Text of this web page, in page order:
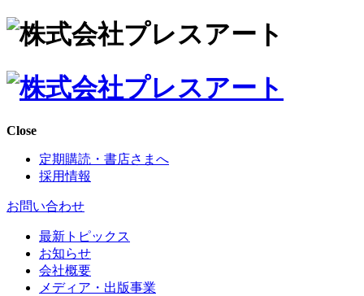
Close
定期購読・書店さまへ
採用情報
お問い合わせ
最新トピックス
お知らせ
会社概要
メディア・出版事業